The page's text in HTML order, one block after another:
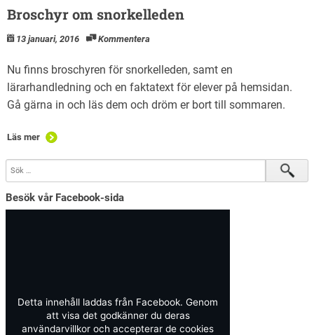
Broschyr om snorkelleden
13 januari, 2016 Kommentera
Nu finns broschyren för snorkelleden, samt en
lärarhandledning och en faktatext för elever på hemsidan.
Gå gärna in och läs dem och dröm er bort till sommaren.
Läs mer
Besök vår Facebook-sida
Detta innehåll laddas från Facebook. Genom
att visa det godkänner du deras
användarvillkor och accepterar de cookies